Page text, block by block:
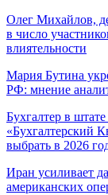
Олег Михайлов,
в число
влиятельности
Мария Бутина
РФ: мнение
Бухгалтер в
«Бухгалтерский
выбрать в 2026
Иран усиливает
американских